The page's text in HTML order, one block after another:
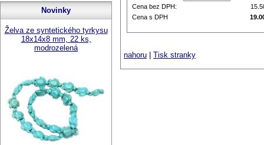
Cena bez DPH:
Cena s DPH
nahoru Tisk stranky
Novinky
Želva ze syntetického tyrkysu
18x14x8 mm, 22 ks,
modrozelená